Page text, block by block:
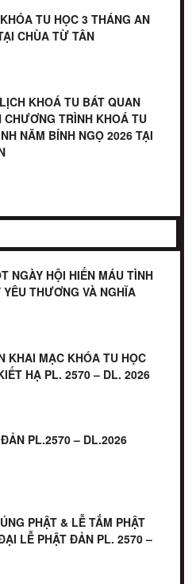
TU HỌC 3 THÁNG AN
CHÙA TỪ TÂN
KHOÁ TU BÁT QUAN
CHƯƠNG TRÌNH KHOÁ TU
NĂM BÍNH NGỌ 2026 TẠI
NGÀY HỘI HIẾN MÁU TÌNH
YÊU THƯƠNG VÀ NGHĨA
KHAI MẠC KHÓA TU HỌC
HẠ PL. 2570 – DL. 2026
PL.2570 – DL.2026
PHẬT & LỄ TẮM PHẬT
LỄ PHẬT ĐẢN PL. 2570 –